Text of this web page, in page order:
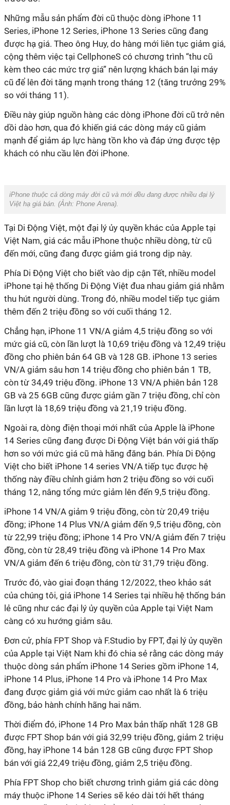
Những mẫu sản phẩm đời cũ thuộc dòng iPhone 11
Series, iPhone 12 Series, iPhone 13 Series cũng đang
được hạ giá. Theo ông Huy, do hàng mới liên tục giảm giá,
cộng thêm việc tại CellphoneS có chương trình “thu cũ
kèm theo các mức trợ giá” nên lượng khách bán lại máy
cũ để lên đời tăng mạnh trong tháng 12 (tăng trưởng 29%
so với tháng 11).
Điều này giúp nguồn hàng các dòng iPhone đời cũ trở nên
dồi dào hơn, qua đó khiến giá các dòng máy cũ giảm
mạnh để giảm áp lực hàng tồn kho và đáp ứng được tệp
khách có nhu cầu lên đời iPhone.
iPhone thuộc cả dòng máy đời cũ và mới đều đang được nhiều đại lý
Việt hạ giá bán. (Ảnh: Phone Arena).
Tại Di Động Việt, một đại lý ủy quyền khác của Apple tại
Việt Nam, giá các mẫu iPhone thuộc nhiều dòng, từ cũ
đến mới, cũng đang được giảm giá trong dịp này.
Phía Di Động Việt cho biết vào dịp cận Tết, nhiều model
iPhone tại hệ thống Di Động Việt đua nhau giảm giá nhằm
thu hút người dùng. Trong đó, nhiều model tiếp tục giảm
thêm đến 2 triệu đồng so với cuối tháng 12.
Chẳng hạn, iPhone 11 VN/A giảm 4,5 triệu đồng so với
mức giá cũ, còn lần lượt là 10,69 triệu đồng và 12,49 triệu
đồng cho phiên bản 64 GB và 128 GB. iPhone 13 series
VN/A giảm sâu hơn 14 triệu đồng cho phiên bản 1 TB,
còn từ 34,49 triệu đồng. iPhone 13 VN/A phiên bản 128
GB và 25 6GB cũng được giảm gần 7 triệu đồng, chỉ còn
lần lượt là 18,69 triệu đồng và 21,19 triệu đồng.
Ngoài ra, dòng điện thoại mới nhất của Apple là iPhone
14 Series cũng đang được Di Động Việt bán với giá thấp
hơn so với mức giá cũ mà hãng đăng bán. Phía Di Động
Việt cho biết iPhone 14 series VN/A tiếp tục được hệ
thống này điều chỉnh giảm hơn 2 triệu đồng so với cuối
tháng 12, nâng tổng mức giảm lên đến 9,5 triệu đồng.
iPhone 14 VN/A giảm 9 triệu đồng, còn từ 20,49 triệu
đồng; iPhone 14 Plus VN/A giảm đến 9,5 triệu đồng, còn
từ 22,99 triệu đồng; iPhone 14 Pro VN/A giảm đến 7 triệu
đồng, còn từ 28,49 triệu đồng và iPhone 14 Pro Max
VN/A giảm đến 6 triệu đồng, còn từ 31,79 triệu đồng.
Trước đó, vào giai đoạn tháng 12/2022, theo khảo sát
của chúng tôi, giá iPhone 14 Series tại nhiều hệ thống bán
lẻ cũng như các đại lý ủy quyền của Apple tại Việt Nam
càng có xu hướng giảm sâu.
Đơn cử, phía FPT Shop và F.Studio by FPT, đại lý ủy quyền
của Apple tại Việt Nam khi đó chia sẻ rằng các dòng máy
thuộc dòng sản phẩm iPhone 14 Series gồm iPhone 14,
iPhone 14 Plus, iPhone 14 Pro và iPhone 14 Pro Max
đang được giảm giá với mức giảm cao nhất là 6 triệu
đồng, bảo hành chính hãng hai năm.
Thời điểm đó, iPhone 14 Pro Max bản thấp nhất 128 GB
được FPT Shop bán với giá 32,99 triệu đồng, giảm 2 triệu
đồng, hay iPhone 14 bản 128 GB cũng được FPT Shop
bán với giá 22,49 triệu đồng, giảm 2,5 triệu đồng.
Phía FPT Shop cho biết chương trình giảm giá các dòng
máy thuộc iPhone 14 Series sẽ kéo dài tới hết tháng